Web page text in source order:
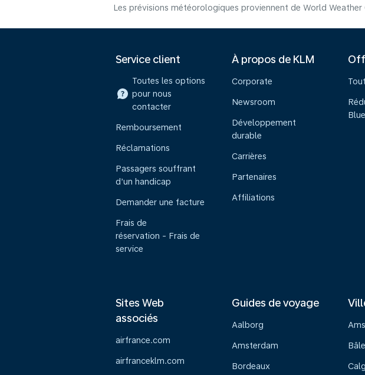
Les prévisions météorologiques proviennent de World
Service client
Toutes les options
pour nous
contacter
Remboursement
Réclamations
Passagers souffrant
d’un handicap
Demander une facture
Frais de
réservation - Frais de
service
À propos de KLM
Corporate
Newsroom
Développement
durable
Carrières
Partenaires
Affiliations
Blue
Sites Web
associés
airfrance.com
airfranceklm.com
Guides de voyage
Aalborg
Amsterdam
Bordeaux
Bâle